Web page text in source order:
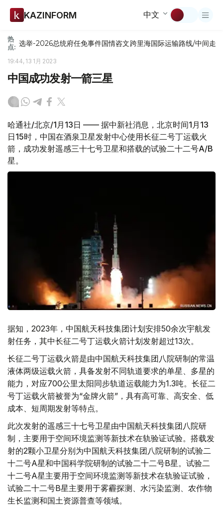
KAZINFORM 中文
热
点: 选举-2026总统府任免事件国情咨文跨里海国际运输路线/中间走廊
19:44, 13 1月 2023
中国成功发射一箭三星
哈通社/北京/1月13日 —— 据中新社消息，北京时间1月13
日15时，中国在酒泉卫星发射中心使用长征二号丁运载火
箭，成功发射遥感三十七号卫星和搭载的试验二十二号A/B
星。
据知，2023年，中国航天科技集团计划安排50余次宇航发
射任务，其中长征二号丁运载火箭计划发射超过13次。
长征二号丁运载火箭是由中国航天科技集团八院研制的常温
液体两级运载火箭，具备发射不同轨道要求的单星、多星的
能力，对应700公里太阳同步轨道运载能力为1.3吨。长征二
号丁运载火箭被誉为“金牌火箭”，具有高可靠、高安全、低
成本、短周期发射等特点。
此次发射的遥感三十七号卫星由中国航天科技集团八院研
制，主要用于空间环境监测等新技术在轨验证试验。搭载发
射的2颗小卫星分别为中国航天科技集团八院研制的试验二
十二号A星和中国科学院研制的试验二十二号B星。试验二
十二号A星主要用于空间环境监测等新技术在轨验证试验，
试验二十二号B星主要用于雾霾探测、水污染监测、农作物
生长监测和国土资源普查等领域。